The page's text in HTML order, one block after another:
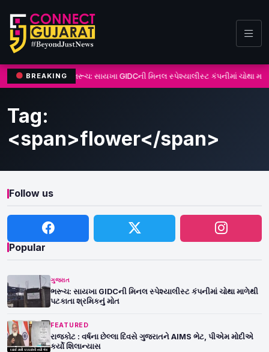
BREAKING ભરૂચ: સાયખા GIDCની મિનલ સ્પેશ્યાલીસ્ટ કંપનીમાં ચોથા
Tag:
<span>flower</span>
Follow us
Popular
ગુજરાત
ભરૂચ: સાયખા GIDCની મિનલ સ્પેશ્યાલીસ્ટ કંપનીમાં ચોથા માળેથી
પટકાતા શ્રમિકનું મોત
FEATURED
રાજકોટ : વર્ષના છેલ્લા દિવસે ગુજરાતને AIMS ભેટ, પીએમ મોદીએ
કર્યો શિલાન્યાસ